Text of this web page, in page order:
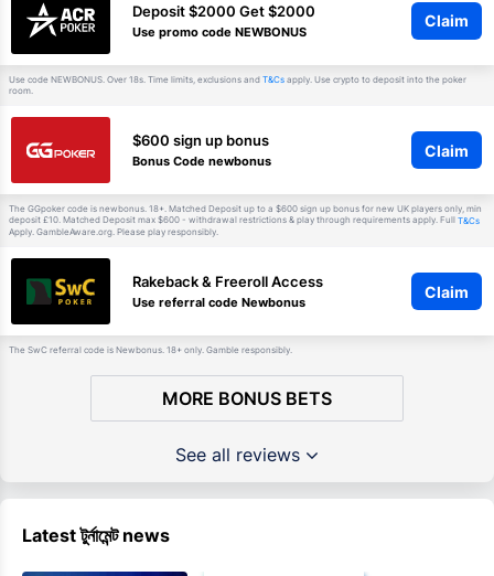
Deposit $2000 Get $2000
Use promo code NEWBONUS
Claim
Use code NEWBONUS. Over 18s. Time limits, exclusions and T&Cs apply. Use crypto to deposit into the poker
room.
$600 sign up bonus
Bonus Code newbonus
Claim
The GGpoker code is newbonus. 18+. Matched Deposit up to a $600 sign up bonus for new UK players only, min
deposit £10. Matched Deposit max $600 - withdrawal restrictions & play through requirements apply. Full T&Cs
Apply. GambleAware.org. Please play responsibly.
Rakeback & Freeroll Access
Use referral code Newbonus
Claim
The SwC referral code is Newbonus. 18+ only. Gamble responsibly.
MORE BONUS BETS
See all reviews
Latest টুর্নামেন্ট news